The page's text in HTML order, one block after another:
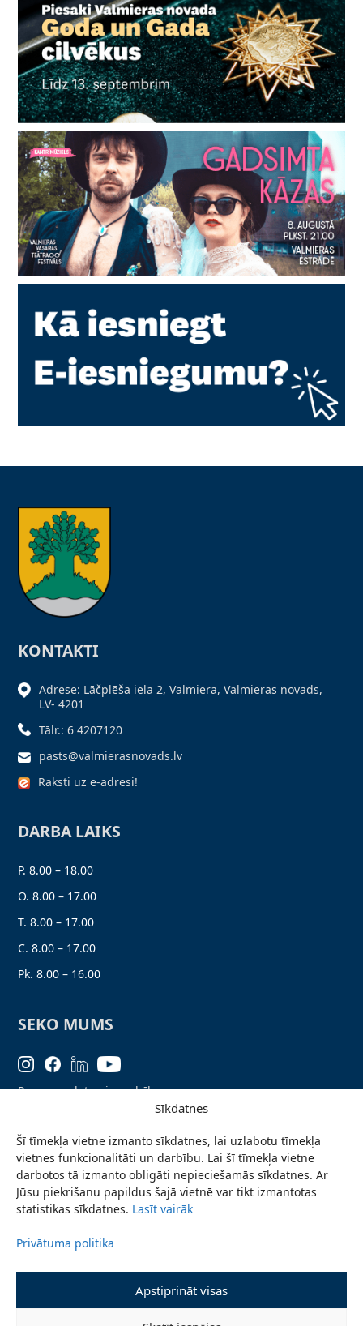
Sīkdatnes
Šī tīmekļa vietne izmanto sīkdatnes, lai uzlabotu tīmekļa
vietnes funkcionalitāti un darbību. Lai šī tīmekļa vietne
darbotos tā izmanto obligāti nepieciešamās sīkdatnes. Ar
Jūsu piekrišanu papildus šajā vietnē var tikt izmantotas
statistikas sīkdatnes. Lasīt vairāk
Privātuma politika
Apstiprināt visas
KONTAKTI
Adrese: Lāčplēša iela 2, Valmiera, Valmieras novads,
LV- 4201
Tālr.: 6 4207120
pasts@valmierasnovads.lv
Raksti uz e-adresi!
DARBA LAIKS
P. 8.00 – 18.00
O. 8.00 – 17.00
T. 8.00 – 17.00
C. 8.00 – 17.00
Pk. 8.00 – 16.00
SEKO MUMS
Personas datu aizsardzība
Ziņo par problēmu
Pieteikties jaunumiem
Piekļūstamības paziņojums
© 2026 Valmieras novada pašvaldība